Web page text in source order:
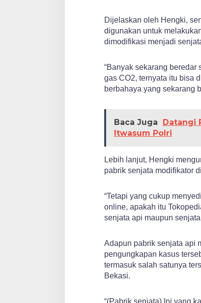
Dijelaskan oleh Hengki,
digunakan untuk
dimodifikasi menjadi
“Banyak sekarang
gas CO2, ternyata itu bisa
berbahaya yang sekarang
Baca Juga
Datangi
Itwasum Polri
Lebih lanjut, Hengki
pabrik senjata modifikator
“Tetapi yang cukup
online, apakah itu
senjata api maupun
Adapun pabrik senjata api
pengungkapan kasus
termasuk salah satunya
Bekasi.